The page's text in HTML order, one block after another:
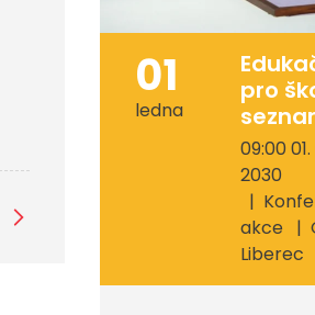
01
ledna
pro
09:00 01.
2030
akce
Liberec